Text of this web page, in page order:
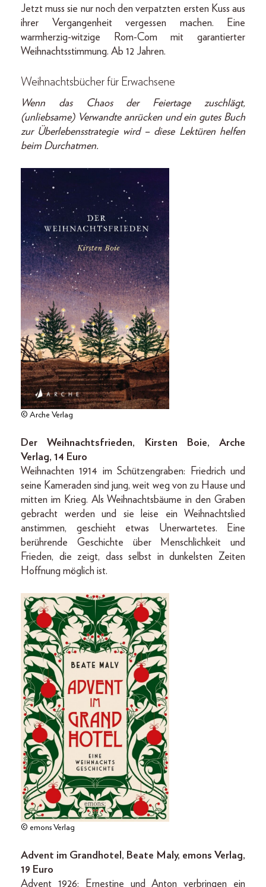
Jetzt muss sie nur noch den verpatzten ersten Kuss aus
ihrer Vergangenheit vergessen machen. Eine
warmherzig-witzige Rom-Com mit garantierter
Weihnachtsstimmung. Ab 12 Jahren.
Weihnachtsbücher für Erwachsene
Wenn das Chaos der Feiertage zuschlägt,
(unliebsame) Verwandte anrücken und ein gutes Buch
zur Überlebensstrategie wird – diese Lektüren helfen
beim Durchatmen.
© Arche Verlag
Der Weihnachtsfrieden, Kirsten Boie, Arche
Verlag, 14 Euro
Weihnachten 1914 im Schützengraben: Friedrich und
seine Kameraden sind jung, weit weg von zu Hause und
mitten im Krieg. Als Weihnachtsbäume in den Graben
gebracht werden und sie leise ein Weihnachtslied
anstimmen, geschieht etwas Unerwartetes. Eine
berührende Geschichte über Menschlichkeit und
Frieden, die zeigt, dass selbst in dunkelsten Zeiten
Hoffnung möglich ist.
© emons Verlag
Advent im Grandhotel, Beate Maly, emons Verlag,
19 Euro
Advent 1926: Ernestine und Anton verbringen ein